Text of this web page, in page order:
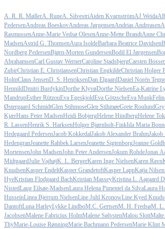
A. R. R. MøllerA. RuneA. SilvestriAiden KvarnströmAJ Weida
PedersenAndreas BoeskovAndreas JørgensenAndrias Andreasen
RasmussenAnne-Marie Vedsø OlesenAnne-Mette BrandtAnne
MadsenAstrid G. ThomsenAura IsoldeBarbara Beatrice Davidsen
Nordberg PedersenBjørn-Morten GundersenBodil El Jørgensen
AbrahamsenCarl Gustav WernerCaroline StadsbjergCarsten
ZubirChristian E. ChristiansenChristian EngkildeChristian Holger
HolmClaus JensenD. S. HenriksenDan ElgaardDaniel Norén
HennildDmitri BurdykinDorthe KlyvøDorthe NielsenEa-Katrine
MandrupEsther RützouEva EgeskjoldEva GötzscheEva Munk
Østergaard SchmidtGlen StihmoseGlen StihmøeGrete RoulundGry
KjærHans Peter MadsenHeidi BobjergHelene HindbergHelene
R. LassenHenrik S. HarksenHolger Bjørnholt-FinkIda Maria
Hedegaard PedersenJacob KokkedalJakob Alexander BrahmJakob
HedengranJeanette Rahbek LarsenJeanette SigtenborgJeanne
MortensenJohn MadsenJohn Peter AndersenJokum RohdeJonas
MidtgaardJulie VajhøjK. L. BergerKaren Inge NielsenKaren Ravn
KnudsenKasper EndeltKasper GrandetoftKasper LappKatja Nilsen
HyeKristian Flodgaard BachKristian MasseyKristina L. Aagaard
NistedLaug Eilsøe-MadsenLaura Helena Pimentel da SilvaLaura
HusseinLinea Bjerrum NielsenLine Juhl KronowLine Kyed
DantoftLuna HarleyLykke LindboM.C. GertsenM. H. FredsøM. L.
JacobsenMalene Fabricius HolmMalene SølvstenMalou SlottMalte
ThyMarie-Louise RønningMarie Bachmann PedersenMarie Klint